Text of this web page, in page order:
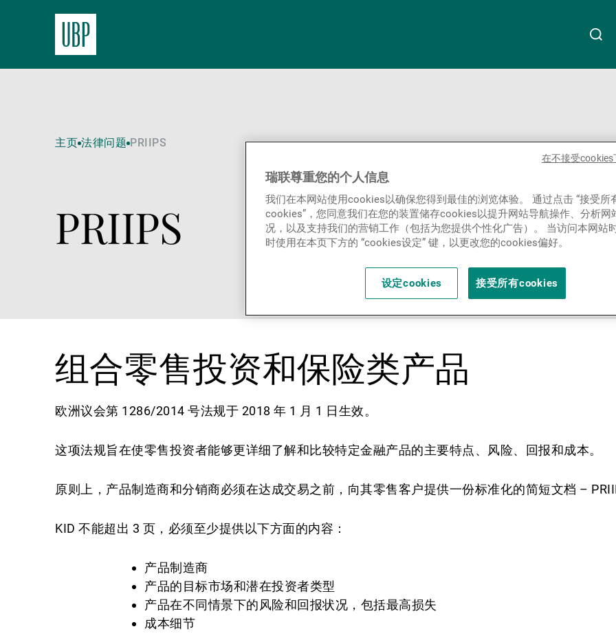
资产管理
新闻中心/瑞联卓见
联系
主页 法律问题 PRIIPS
PRIIPS
组合零售投资和保险类产品
欧洲议会第 1286/2014 号法规于 2018 年 1 月 1 日生效。
这项法规旨在使零售投资者能够更详细了解和比较特定金融产品的主要特点、风险、回报和成本。
原则上，产品制造商和分销商必须在达成交易之前，向其零售客户提供一份标准化的简短文档 –
KID 不能超出 3 页，必须至少提供以下方面的内容：
产品制造商
产品的目标市场和潜在投资者类型
产品在不同情景下的风险和回报状况，包括最高损失
成本细节
瑞联尊重您的个人信息
我们在本网站使用cookies以确保您得到最佳的浏览体验。 通过点击 “接受所
cookies”，您同意我们在您的装置储存cookies以提升网站导航操作、分析网
况，以及支持我们的营销工作（包括为您提供个性化广告）。 当访问本网站
时使用在本页下方的 “cookies设定” 键，以更改您的cookies偏好。
设定cookies 接受所有cookies
在不接受